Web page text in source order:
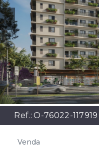
Ref.:O-76022-117919
Venda